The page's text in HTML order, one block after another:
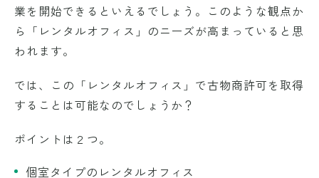
業を開始できるといえるでしょう。このような観点か
ら「レンタルオフィス」のニーズが高まっていると思
われます。
では、この「レンタルオフィス」で古物商許可を取得
することは可能なのでしょうか？
ポイントは２つ。
個室タイプのレンタルオフィス